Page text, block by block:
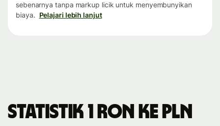
sebenarnya tanpa markup licik untuk menyembunyikan
biaya. Pelajari lebih lanjut
Statistik 1 RON ke PLN